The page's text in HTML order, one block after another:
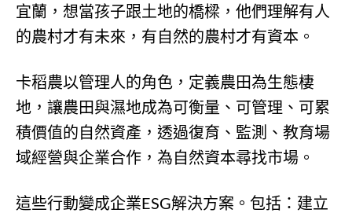
宜蘭，想當孩子跟土地的橋樑，他們理解有人
的農村才有未來，有自然的農村才有資本。
卡稻農以管理人的角色，定義農田為生態棲
地，讓農田與濕地成為可衡量、可管理、可累
積價值的自然資產，透過復育、監測、教育場
域經營與企業合作，為自然資本尋找市場。
這些行動變成企業ESG解決方案。包括：建立